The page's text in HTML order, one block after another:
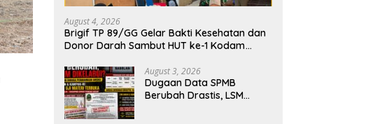
August 4, 2026
Brigif TP 89/GG Gelar Bakti Kesehatan dan
Donor Darah Sambut HUT ke-1 Kodam
August 3, 2026
Dugaan Data SPMB
Berubah Drastis, LSM